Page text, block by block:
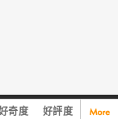
奇度 好評度